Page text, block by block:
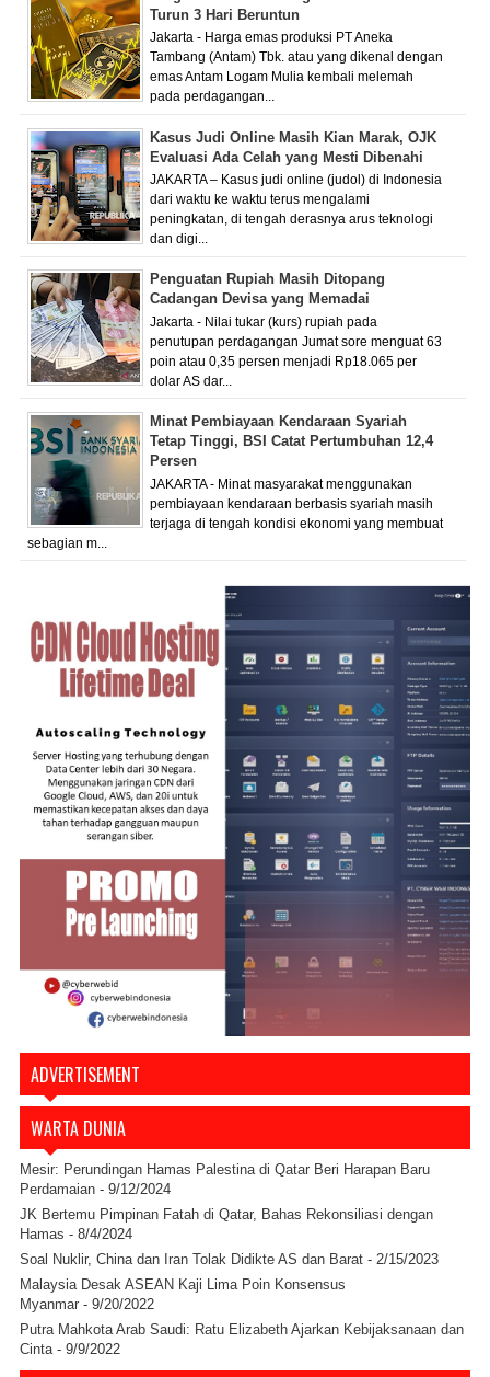
Turun 3 Hari Beruntun
Jakarta - Harga emas produksi PT Aneka
Tambang (Antam) Tbk. atau yang dikenal dengan
emas Antam Logam Mulia kembali melemah
pada perdagangan...
Kasus Judi Online Masih Kian Marak, OJK
Evaluasi Ada Celah yang Mesti Dibenahi
JAKARTA – Kasus judi online (judol) di Indonesia
dari waktu ke waktu terus mengalami
peningkatan, di tengah derasnya arus teknologi
dan digi...
Penguatan Rupiah Masih Ditopang
Cadangan Devisa yang Memadai
Jakarta - Nilai tukar (kurs) rupiah pada
penutupan perdagangan Jumat sore menguat 63
poin atau 0,35 persen menjadi Rp18.065 per
dolar AS dar...
Minat Pembiayaan Kendaraan Syariah
Tetap Tinggi, BSI Catat Pertumbuhan 12,4
Persen
JAKARTA - Minat masyarakat menggunakan
pembiayaan kendaraan berbasis syariah masih
terjaga di tengah kondisi ekonomi yang membuat
sebagian m...
ADVERTISEMENT
WARTA DUNIA
Mesir: Perundingan Hamas Palestina di Qatar Beri Harapan Baru
Perdamaian - 9/12/2024
JK Bertemu Pimpinan Fatah di Qatar, Bahas Rekonsiliasi dengan
Hamas - 8/4/2024
Soal Nuklir, China dan Iran Tolak Didikte AS dan Barat - 2/15/2023
Malaysia Desak ASEAN Kaji Lima Poin Konsensus
Myanmar - 9/20/2022
Putra Mahkota Arab Saudi: Ratu Elizabeth Ajarkan Kebijaksanaan dan
Cinta - 9/9/2022